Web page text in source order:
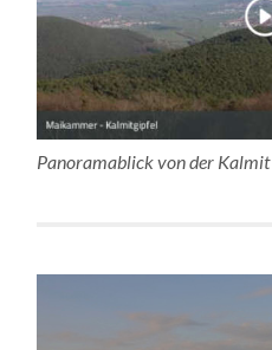
Panoramablick von der Kalmit